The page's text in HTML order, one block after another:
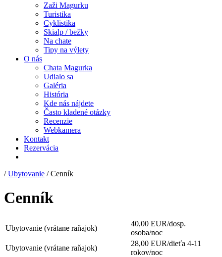
Zaži Magurku
Turistika
Cyklistika
Skialp / bežky
Na chate
Tipy na výlety
O nás
Chata Magurka
Udialo sa
Galéria
História
Kde nás nájdete
Často kladené otázky
Recenzie
Webkamera
Kontakt
Rezervácia
/Ubytovanie /Cenník
Cenník
Ubytovanie (vrátane raňajok)
40,00 EUR/dosp.
osoba/noc
Ubytovanie (vrátane raňajok)
28,00 EUR/dieťa 4-11
rokov/noc